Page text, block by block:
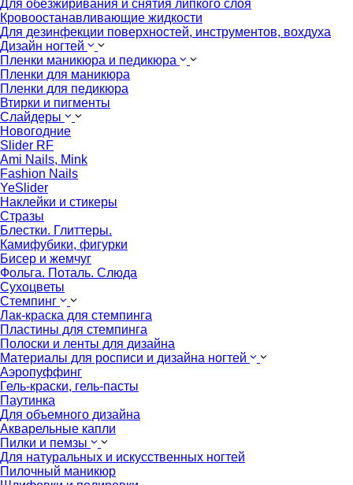
Для обезжиривания и снятия липкого слоя
Кровоостанавливающие жидкости
Для дезинфекции поверхностей, инструментов, вохдуха
Дизайн ногтей
Пленки маникюра и педикюра
Пленки для маникюра
Пленки для педикюра
Втирки и пигменты
Слайдеры
Новогодние
Slider RF
Ami Nails, Mink
Fashion Nails
YeSlider
Наклейки и стикеры
Стразы
Блестки. Глиттеры.
Камифубики, фигурки
Бисер и жемчуг
Фольга. Поталь. Слюда
Сухоцветы
Стемпинг
Лак-краска для стемпинга
Пластины для стемпинга
Полоски и ленты для дизайна
Материалы для росписи и дизайна ногтей
Аэропуффинг
Гель-краски, гель-пасты
Паутинка
Для объемного дизайна
Акварельные капли
Пилки и пемзы
Для натуральных и искусственных ногтей
Пилочный маникюр